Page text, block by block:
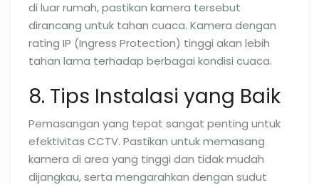
di luar rumah, pastikan kamera tersebut
dirancang untuk tahan cuaca. Kamera dengan
rating IP (Ingress Protection) tinggi akan lebih
tahan lama terhadap berbagai kondisi cuaca.
8. Tips Instalasi yang Baik
Pemasangan yang tepat sangat penting untuk
efektivitas CCTV. Pastikan untuk memasang
kamera di area yang tinggi dan tidak mudah
dijangkau, serta mengarahkan dengan sudut